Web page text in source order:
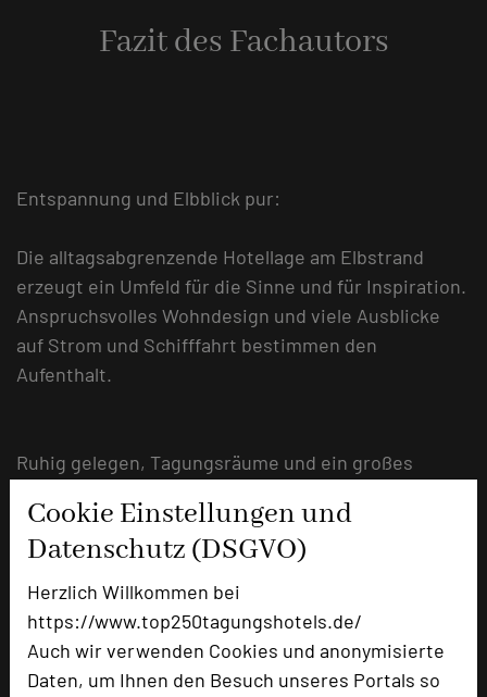
Cookie Einstellungen und
Datenschutz (DSGVO)
Herzlich Willkommen bei
https://www.top250tagungshotels.de/
Auch wir verwenden Cookies und anonymisierte
Daten, um Ihnen den Besuch unseres Portals so
Fazit des Fachautors
Entspannung und Elbblick pur:
Die alltagsabgrenzende Hotellage am Elbstrand
erzeugt ein Umfeld für die Sinne und für Inspiration.
Anspruchsvolles Wohndesign und viele Ausblicke
auf Strom und Schifffahrt bestimmen den
Aufenthalt.
Ruhig gelegen, Tagungsräume und ein großes
Bedingungen zur Verbindung von Tagungen mit
Incentives. Ein repräsentatives Festzelt für
Norbert Völkner